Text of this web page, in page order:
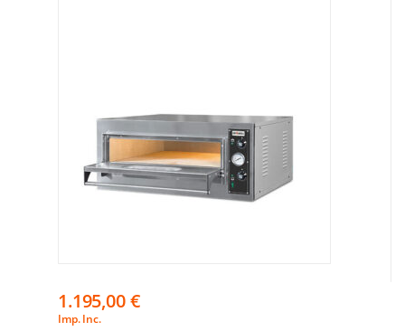
1.195,00€
Imp. Inc.